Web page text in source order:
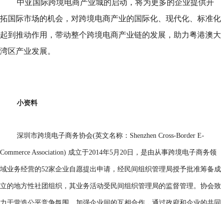
中亚国际跨境电商产业城的启动，将为更多的企业提供开
拓国际市场的机会，对跨境电商产业的国际化、现代化、标准化
起到推动作用，带动整个跨境电商产业链的发展，助力粤港澳大
湾区产业发展。
小资料
深圳市跨境电子商务协会(英文名称：Shenzhen Cross-Border E-
Commerce Association) 成立于2014年5月20日，是由从事跨境电子商务领
域业务经营的52家企业自愿提出申请，经民间组织管理局授予批准筹备成
立的地方性社团组织，其业务活动受民间组织管理局的监督管理。协会致